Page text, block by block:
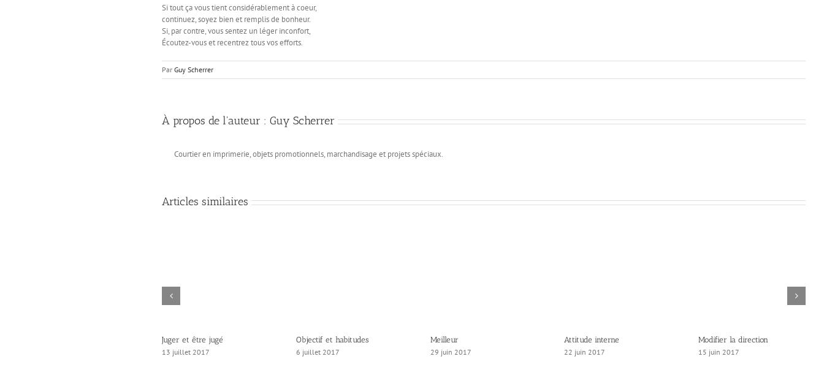
Si tout ça vous tient considérablement à coeur,
continuez, soyez bien et remplis de bonheur.
Si, par contre, vous sentez un léger inconfort,
Écoutez-vous et recentrez tous vos efforts.
ParGuy Scherrer
À propos de l'auteur :Guy Scherrer
Courtier en imprimerie, objets promotionnels, marchandisage et projets spéciaux.
Articles similaires
Juger et être jugé
13 juillet 2017
Objectif et habitudes
6 juillet 2017
Meilleur
29 juin 2017
Attitude interne
22 juin 2017
Modifier la direction
15 juin 2017